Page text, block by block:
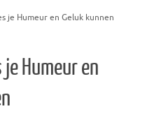
je Humeur en Geluk kunnen
Humeur en